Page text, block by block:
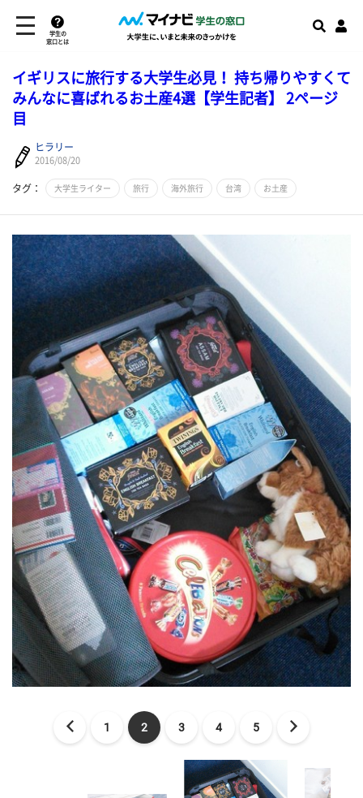
学生の
窓口とは
イギリスに旅行する大学生必見！ 持ち帰りやすくて
みんなに喜ばれるお土産4選【学生記者】 2ページ
目
ヒラリー
2016/08/20
タグ： 大学生ライター 旅行 海外旅行 台湾 お土産
1 2 3 4 5